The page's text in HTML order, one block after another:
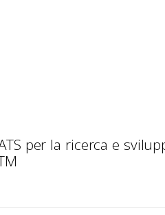
per la ricerca e